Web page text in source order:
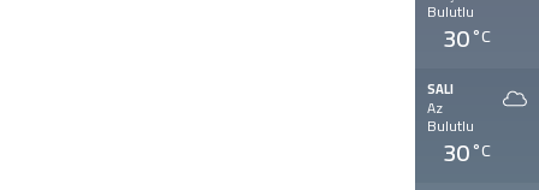
Bulutlu
30°C
SALI
Az
Bulutlu
30°C